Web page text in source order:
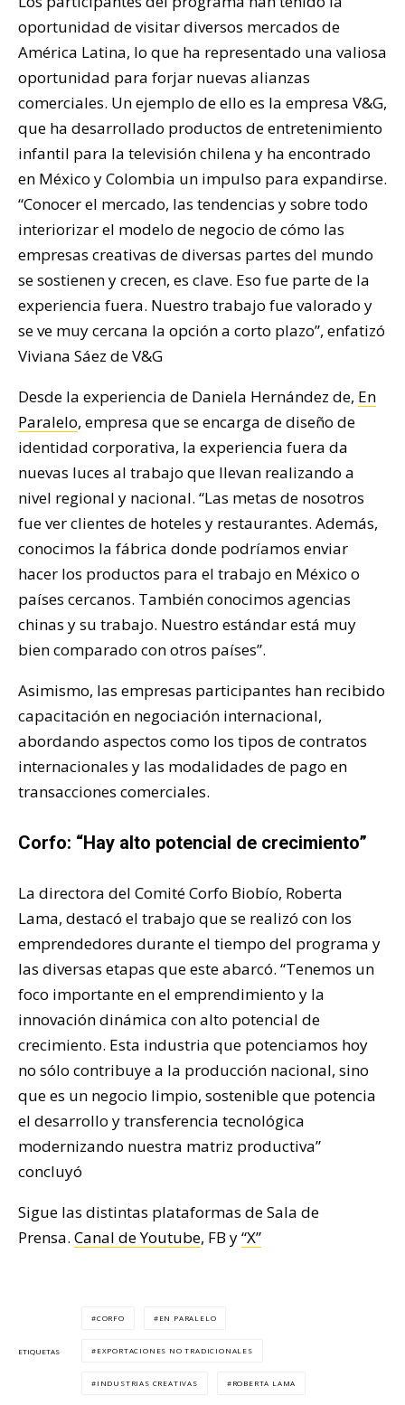
oportunidad de visitar diversos mercados de
América Latina, lo que ha representado una valiosa
oportunidad para forjar nuevas alianzas
comerciales. Un ejemplo de ello es la empresa V&G,
que ha desarrollado productos de entretenimiento
infantil para la televisión chilena y ha encontrado
en México y Colombia un impulso para expandirse.
“Conocer el mercado, las tendencias y sobre todo
interiorizar el modelo de negocio de cómo las
empresas creativas de diversas partes del mundo
se sostienen y crecen, es clave. Eso fue parte de la
experiencia fuera. Nuestro trabajo fue valorado y
se ve muy cercana la opción a corto plazo”, enfatizó
Viviana Sáez de V&G
Desde la experiencia de Daniela Hernández de, En
Paralelo, empresa que se encarga de diseño de
identidad corporativa, la experiencia fuera da
nuevas luces al trabajo que llevan realizando a
nivel regional y nacional. “Las metas de nosotros
fue ver clientes de hoteles y restaurantes. Además,
conocimos la fábrica donde podríamos enviar
hacer los productos para el trabajo en México o
países cercanos. También conocimos agencias
chinas y su trabajo. Nuestro estándar está muy
bien comparado con otros países”.
Asimismo, las empresas participantes han recibido
capacitación en negociación internacional,
abordando aspectos como los tipos de contratos
internacionales y las modalidades de pago en
transacciones comerciales.
Corfo: “Hay alto potencial de crecimiento”
La directora del Comité Corfo Biobío, Roberta
Lama, destacó el trabajo que se realizó con los
emprendedores durante el tiempo del programa y
las diversas etapas que este abarcó. “Tenemos un
foco importante en el emprendimiento y la
innovación dinámica con alto potencial de
crecimiento. Esta industria que potenciamos hoy
no sólo contribuye a la producción nacional, sino
que es un negocio limpio, sostenible que potencia
el desarrollo y transferencia tecnológica
modernizando nuestra matriz productiva”
concluyó
Sigue las distintas plataformas de Sala de
Prensa. Canal de Youtube, FB y“X”
ETIQUETAS
CORFO EN PARALELO
EXPORTACIONES NO TRADICIONALES
INDUSTRIAS CREATIVAS ROBERTA LAMA